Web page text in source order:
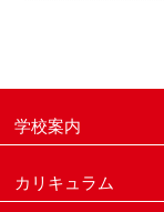
学校案内
カリキュラム